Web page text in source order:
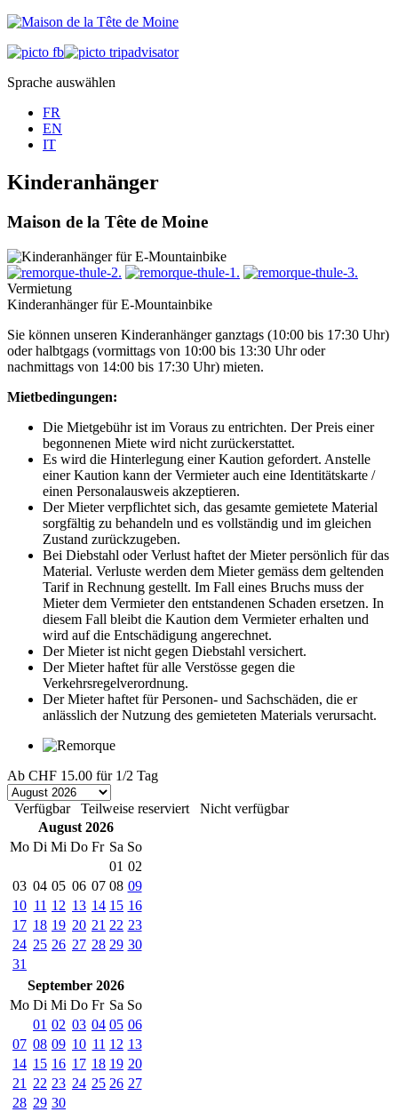
Sprache auswählen
FR
EN
IT
Kinderanhänger
Maison de la Tête de Moine
Vermietung
Kinderanhänger für E-Mountainbike
Sie können unseren Kinderanhänger ganztags (10:00 bis 17:30 Uhr)
oder halbtgags (vormittags von 10:00 bis 13:30 Uhr oder
nachmittags von 14:00 bis 17:30 Uhr) mieten.
Mietbedingungen:
Die Mietgebühr ist im Voraus zu entrichten. Der Preis einer
begonnenen Miete wird nicht zurückerstattet.
Es wird die Hinterlegung einer Kaution gefordert. Anstelle
einer Kaution kann der Vermieter auch eine Identitätskarte /
einen Personalausweis akzeptieren.
Der Mieter verpflichtet sich, das gesamte gemietete Material
sorgfältig zu behandeln und es vollständig und im gleichen
Zustand zurückzugeben.
Bei Diebstahl oder Verlust haftet der Mieter persönlich für das
Material. Verluste werden dem Mieter gemäss dem geltenden
Tarif in Rechnung gestellt. Im Fall eines Bruchs muss der
Mieter dem Vermieter den entstandenen Schaden ersetzen. In
diesem Fall bleibt die Kaution dem Vermieter erhalten und
wird auf die Entschädigung angerechnet.
Der Mieter ist nicht gegen Diebstahl versichert.
Der Mieter haftet für alle Verstösse gegen die
Verkehrsregelverordnung.
Der Mieter haftet für Personen- und Sachschäden, die er
anlässlich der Nutzung des gemieteten Materials verursacht.
Ab CHF 15.00 für 1/2 Tag
Verfügbar Teilweise reserviert
Nicht verfügbar
August 2026
Mo Di Mi Do Fr Sa So
01 02
03 04 05 06 07 08 09
10 11 12 13 14 15 16
17 18 19 20 21 22 23
24 25 26 27 28 29 30
31
September 2026
Mo Di Mi Do Fr Sa So
01 02 03 04 05 06
07 08 09 10 11 12 13
14 15 16 17 18 19 20
21
22 23 24 25 26 27
28 29 30